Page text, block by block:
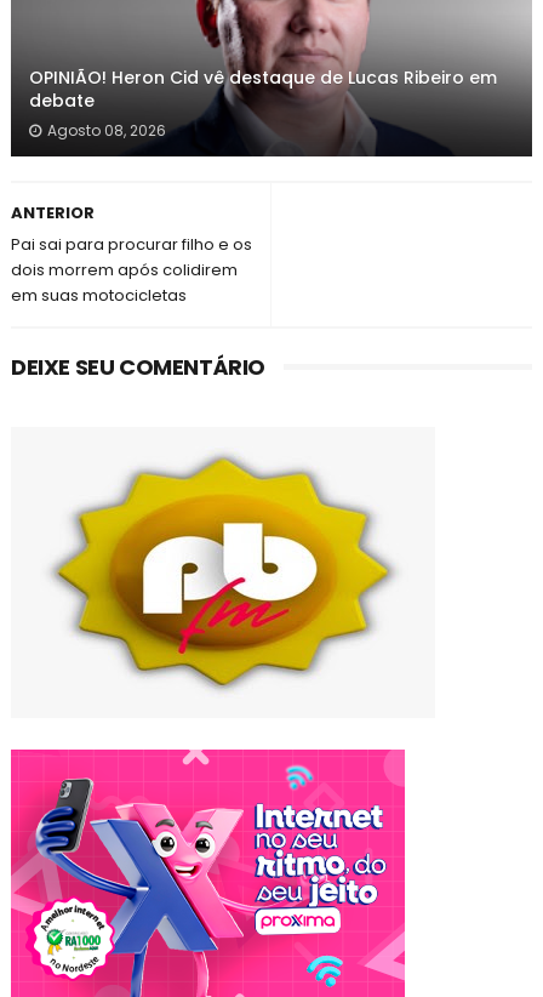
OPINIÃO! Heron Cid vê destaque de Lucas Ribeiro em
debate
Agosto 08, 2026
ANTERIOR
Pai sai para procurar filho e os
dois morrem após colidirem
em suas motocicletas
DEIXE SEU COMENTÁRIO